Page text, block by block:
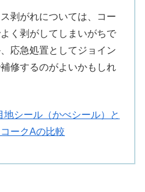
剥がれについては、コー
く剥がしてしまいがちで
応急処置としてジョイン
修するのがよいかもしれ
地シール（かべシール）と
ークAの比較